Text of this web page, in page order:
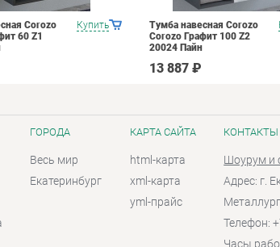
Купить
Corozo
60 Z1
Тумба навесная Corozo
Corozo Графит 100 Z2
20024 Пайн
13 887 ₽
ГОРОДА
Весь мир
Екатеринбург
КАРТА САЙТА
html-карта
xml-карта
yml-прайс
КОНТАКТЫ
Шоурум и
Адрес: г.
Телефон:
Часы